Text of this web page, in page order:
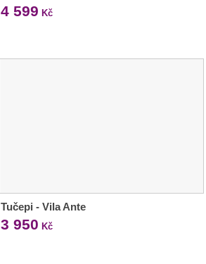
4 599 Kč
Tučepi - Vila Ante
3 950 Kč